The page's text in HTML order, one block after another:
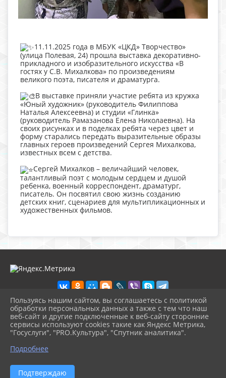
11.11.2025 года в МБУК «ЦКД» Творчество»
(улица Полевая, 24) прошла выставка декоративно-
прикладного и изобразительного искусства «В
гостях у С.В. Михалкова» по произведениям
великого поэта, писателя и драматурга.
В выставке приняли участие ребята из кружка
«Юный художник» (руководитель Филиппова
Наталья Алексеевна) и студии «Глинка»
(руководитель Рамазанова Елена Николаевна). На
своих рисунках и в поделках ребята через цвет и
форму старались передать выразительные образы
главных героев произведений Сергея Михалкова,
известных всем с детства.
Сергей Михалков – величайший человек,
талантливый поэт с молодым сердцем и душой
ребенка, военный корреспондент, драматург,
писатель. Он посвятил свою жизнь созданию
детских книг, сценариев для мультипликационных и
художественных фильмов.
2026 г. tvor.gelendzhik-kult.ru
Вход
Карта сайта
Политика обработки персональных данных
Сделано на KubCMS
Разработка и поддержка
Пользуясь нашим сайтом, вы соглашаетесь с политикой
обработки персональных данных а также с тем что наш
веб-сайт и другие подключенные к веб-сайту сторонние
сервисы используют cookies такие как Яндекс Метрика,
"Госуслуги", "PRO.Культура", "Спутник аналитика".
Подробнее
Подтверждаю